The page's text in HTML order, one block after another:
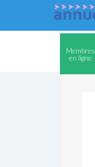
Membres
en ligne